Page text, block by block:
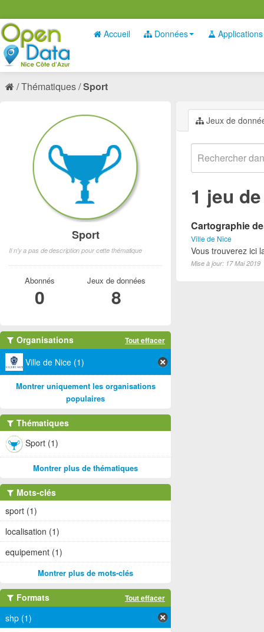
Accueil Données Applications
Thématiques Sport
Jeux de
1 jeu
Cartographie
Ville de Nice
Vous trouverez ici
Mise à jour: 17 Mai 2019
Sport
Il n'y a pas de description pour cette thématique
Abonnés
0
Jeux de données
8
Organisations Tout effacer
Ville de Nice (1)
Montrer uniquement les organisations
populaires
Thématiques
Sport (1)
Montrer plus de thématiques
Mots-clés
sport (1)
localisation (1)
equipement (1)
Montrer plus de mots-clés
Formats Tout effacer
shp (1)